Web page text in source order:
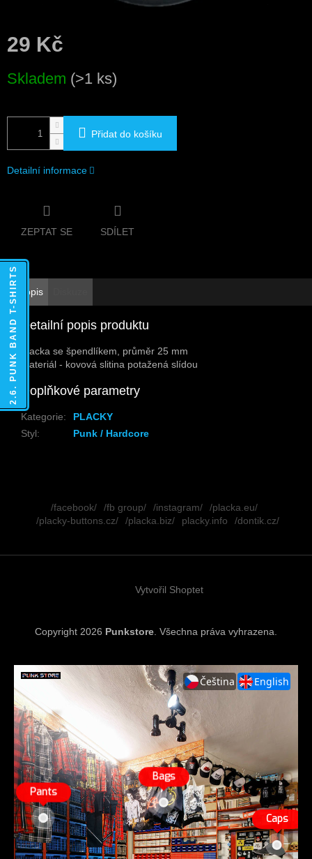
29 Kč
cena:
Skladem (>1 ks)
Přidat do košíku
Detailní informace
ZEPTAT SE SDÍLET
Popis
Detailní popis produktu
Placka se špendlíkem, průměr 25 mm
Materiál - kovová slitina potažená slídou
Doplňkové parametry
Kategorie:
PLACKY
Styl: Punk / Hardcore
/facebook/ /fb group/ /instagram/
/placka.eu/
/placky-buttons.cz/
/placka.biz/ placky.info /dontik.cz/
Vytvořil Shoptet
Copyright 2026 Punkstore . Všechna práva vyhrazena.
2.6. PUNK BAND T-SHIRTS